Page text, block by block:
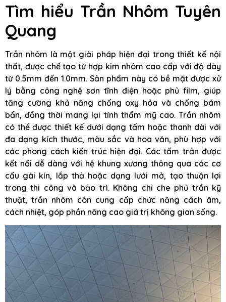
Tìm hiểu Trần Nhôm Tuyên
Quang
Trần nhôm là một giải pháp hiện đại trong thiết kế nội
thất, được chế tạo từ hợp kim nhôm cao cấp với độ dày
từ 0.5mm đến 1.0mm. Sản phẩm này có bề mặt được xử
lý bằng công nghệ sơn tĩnh điện hoặc phủ film, giúp
tăng cường khả năng chống oxy hóa và chống bám
bẩn, đồng thời mang lại tính thẩm mỹ cao. Trần nhôm
có thể được thiết kế dưới dạng tấm hoặc thanh dài với
đa dạng kích thước, màu sắc và hoa văn, phù hợp với
các phong cách kiến trúc hiện đại. Các tấm trần được
kết nối dễ dàng với hệ khung xương thông qua các cơ
cấu gài kín, lắp thả hoặc dạng lưới mở, tạo thuận lợi
trong thi công và bảo trì. Không chỉ che phủ trần kỹ
thuật, trần nhôm còn cung cấp chức năng cách âm,
cách nhiệt, góp phần nâng cao giá trị không gian sống.